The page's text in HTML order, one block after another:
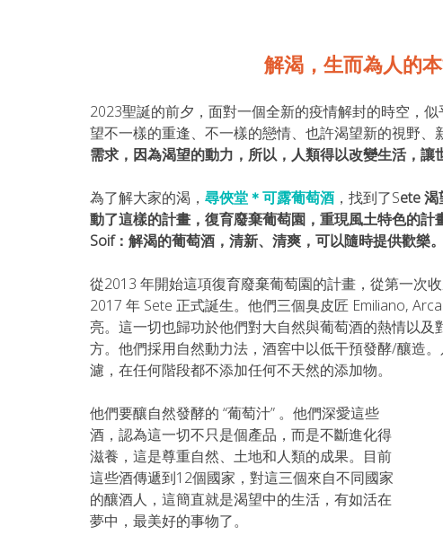
解渴，生而為人的
2023聖誕的前夕，面對一個全新的疫情解封的時空，
望不一樣的重逢、不一樣的戀情、也許渴望新的視野、
需求，因為渴望的動力，所以，人類得以改變生活，讓
為了解大家的渴， 尋俠堂＊可露葡萄酒 ，找到了Sete
動了這樣的計畫， 復育廢棄葡萄園，重現風土特色的計
Soif：解渴的葡萄酒，清新、清爽，可以隨時提供歡樂。
從2013 年開始這項復育廢棄葡萄園的計畫，從第⼀次
2017 年 Sete 正式誕⽣。他們三個臭皮匠 Emiliano,
亮。這⼀切也歸功於他們對大⾃然與葡萄酒的熱情以
⽅。他們採⽤自然動力法，酒窖中以低⼲預發酵/釀造
濾，在任何階段都不添加任何不天然的添加物。
他們要釀自然發酵的 “葡萄汁” 。他們深愛這些
酒，認為這一切不只是個產品，而是不斷進化得
滋養，這是尊重⾃然、⼟地和⼈類的成果。目前
這些酒傳遞到12個國家，對這三個來自不同國家
的釀酒人，這簡直就是渴望中的生活，有如活在
夢中，最美好的事物了。